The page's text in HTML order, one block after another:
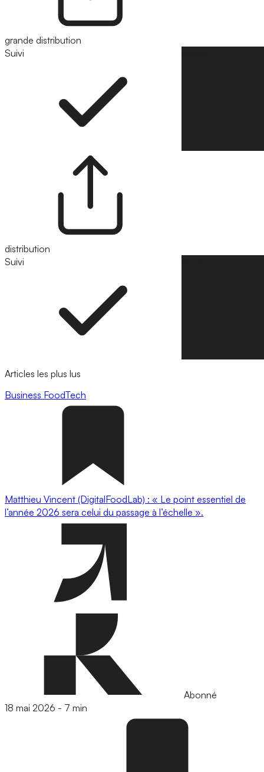
grande distribution
Suivi
distribution
Suivi
Articles les plus lus
Business FoodTech
Matthieu Vincent (DigitalFoodLab) : « Le point essentiel de
l’année 2026 sera celui du passage à l’échelle ».
Abonné
18 mai 2026 - 7 min